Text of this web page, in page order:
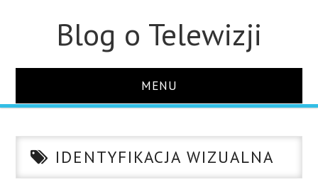
Blog o Telewizji
MENU
O STRONIEIDENTYFIKACJA WIZUALNA